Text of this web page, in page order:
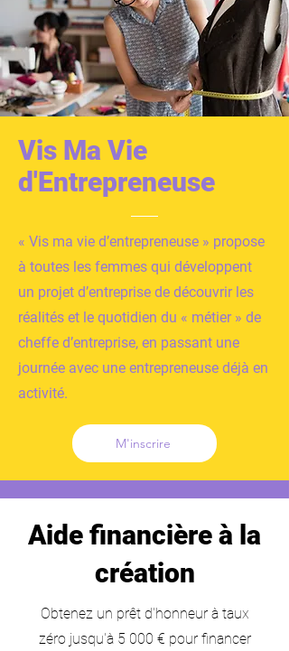
Vis Ma Vie
d'Entrepreneuse
« Vis ma vie d’entrepreneuse » propose
à toutes les femmes qui développent
un projet d’entreprise de découvrir les
réalités et le quotidien du « métier » de
cheffe d’entreprise, en passant une
journée avec une entrepreneuse déjà en
activité.
M'inscrire
Aide financière à la
création
Obtenez un prêt d'honneur à taux
zéro jusqu'à 5 000 € pour financer